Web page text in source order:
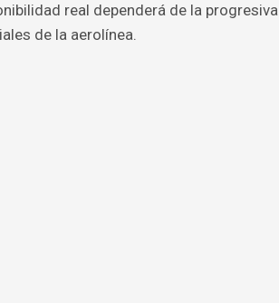
real dependerá de la progresiva
de la aerolínea.